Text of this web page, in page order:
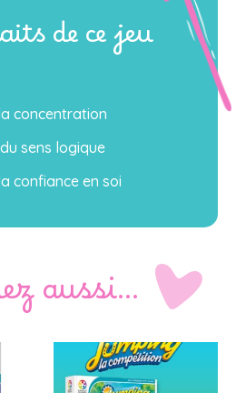
de ce jeu
concentration
sens logique
confiance en soi
aussi…